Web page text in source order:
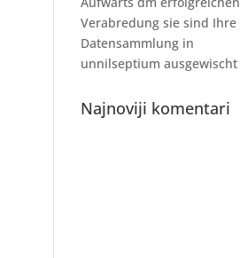
Verabredung sie sind Ihre
Datensammlung in
unnilseptium ausgewischt
Najnoviji komentari